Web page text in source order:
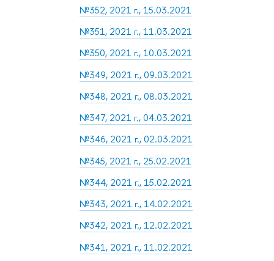
№352, 2021 г., 15.03.2021
№351, 2021 г., 11.03.2021
№350, 2021 г., 10.03.2021
№349, 2021 г., 09.03.2021
№348, 2021 г., 08.03.2021
№347, 2021 г., 04.03.2021
№346, 2021 г., 02.03.2021
№345, 2021 г., 25.02.2021
№344, 2021 г., 15.02.2021
№343, 2021 г., 14.02.2021
№342, 2021 г., 12.02.2021
№341, 2021 г., 11.02.2021